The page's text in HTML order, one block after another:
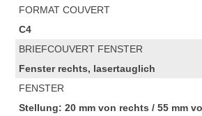
FORMAT COUVERT
C4
BRIEFCOUVERT FENSTER
Fenster rechts, lasertauglich
FENSTER
Stellung: 20 mm von rechts / 55 mm